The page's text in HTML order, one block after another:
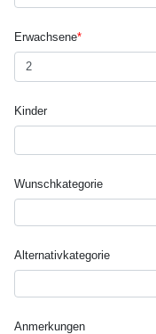
Erwachsene*
Kinder
Wunsch­kategorie
Alternativ­kategorie
Anmerkungen